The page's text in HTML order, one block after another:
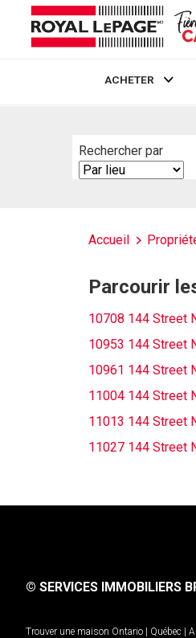
ACHETER
Rechercher par
Search
By
Accueil
Parcourir
10708 144 Street
10953 144 Street
10961 144 Street
11004 144 Street
11013 144 Street
11027 144 Street
© SERVICES IMMOBILIERS
Trouver une maison Ontario | Québec |